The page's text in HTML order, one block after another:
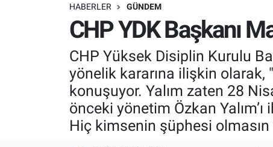
HABERLER GÜNDEM
CHP YDK Başkanı
CHP Yüksek Disiplin Kurulu
yönelik kararına ilişkin olarak,
konuşuyor. Yalım zaten 28
önceki yönetim Özkan
Hiç kimsenin şüphesi olmasın